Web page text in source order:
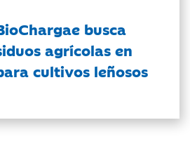
busca
agrícolas en
cultivos leñosos